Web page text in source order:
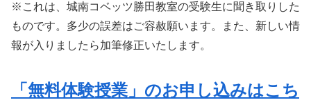
※これは、城南コベッツ勝田教室の受験生に聞き取りした
ものです。多少の誤差はご容赦願います。また、新しい情
報が入りましたら加筆修正いたします。
「無料体験授業」のお申し込みはこち